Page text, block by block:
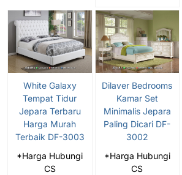
White Galaxy
Tempat Tidur
Jepara Terbaru
Harga Murah
Terbaik DF-3003
*Harga Hubungi
CS
Dilaver Bedrooms
Kamar Set
Minimalis Jepara
Paling Dicari DF-
3002
*Harga Hubungi
CS